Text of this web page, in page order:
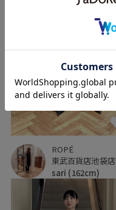
ROPÉ
東武百貨店池袋店
sari (162cm)